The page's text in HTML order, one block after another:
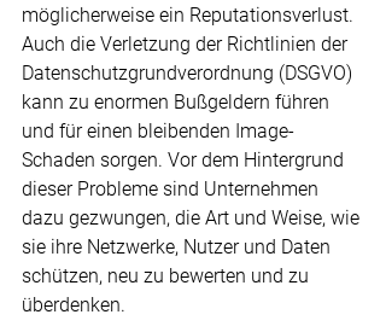
möglicherweise ein Reputationsverlust.
Auch die Verletzung der Richtlinien der
Datenschutzgrundverordnung (DSGVO)
kann zu enormen Bußgeldern führen
und für einen bleibenden Image-
Schaden sorgen. Vor dem Hintergrund
dieser Probleme sind Unternehmen
dazu gezwungen, die Art und Weise, wie
sie ihre Netzwerke, Nutzer und Daten
schützen, neu zu bewerten und zu
überdenken.